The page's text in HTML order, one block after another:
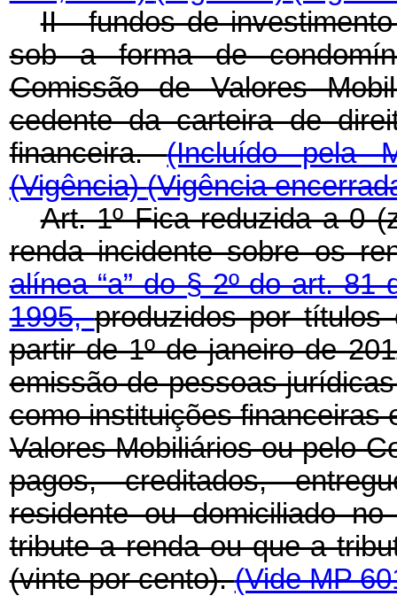
II - fundos de
sob a forma de
Comissão de Valores
cedente da carteira de
financeira.(Incluído pela
(Vigência)(Vigência
Art. 1º Fica reduzida a 0
renda incidente sobre os
alínea “a” do § 2º do art. 81
1995,produzidos por títulos
partir de 1º de janeiro de
emissão de pessoas
como instituições financeiras
Valores Mobiliários ou pelo
pagos, creditados,
residente ou domiciliado
tribute a renda ou que a
(vinte por cento).(Vide MP